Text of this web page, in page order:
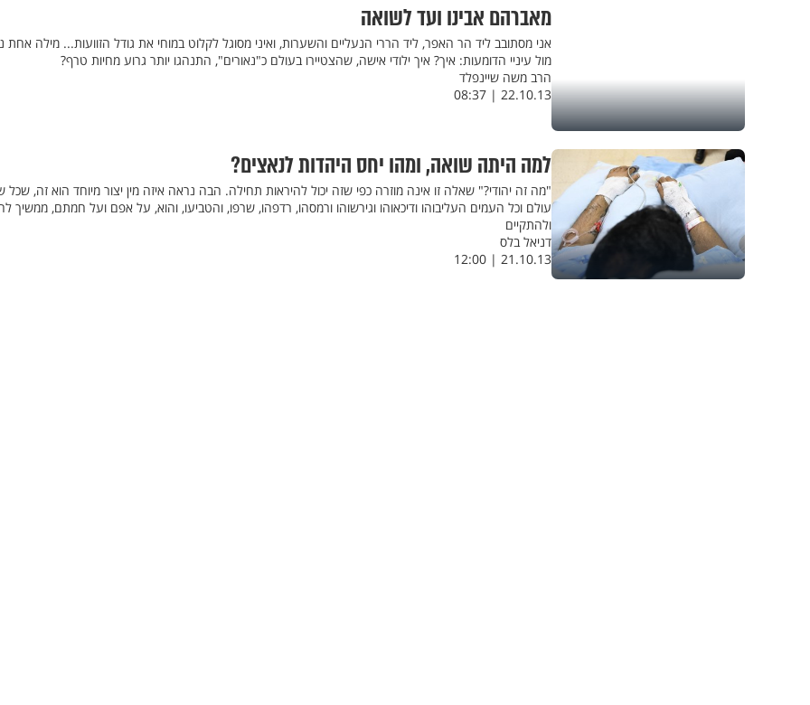
מאברהם אבינו ועד לשואה
אני מסתובב ליד הר האפר, ליד הררי הנעליים והשערות, ואיני מסוגל לקלוט במוחי את גודל הזוועות... מילה אחת
מול עיניי הדומעות: איך? איך ילודי אישה, שהצטיירו בעולם כ"נאורים", התנהגו יותר גרוע מחיות טרף?
הרב משה שיינפלד
22.10.13 | 08:37
למה היתה שואה, ומהו יחס היהדות לנאצים?
"מה זה יהודי?" שאלה זו אינה מוזרה כפי שזה יכול להיראות תחילה. הבה נראה איזה מין יצור מיוחד הוא זה, שכל
עולם וכל העמים העליבוהו ודיכאוהו וגירשוהו ורמסהו, רדפהו, שרפו, והטביעו, והוא, על אפם ועל חמתם, ממשיך
ולהתקיים
דניאל בלס
21.10.13 | 12:00